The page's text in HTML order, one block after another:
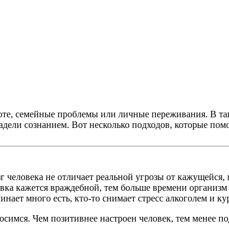
семейные проблемы или личные переживания. В
сознанием. Вот несколько подходов, которые
не отличает реальной угрозы от кажущейся,
кажется враждебной, тем больше времени
много есть, кто-то снимает стресс алкоголем и
Чем позитивнее настроен человек, тем менее